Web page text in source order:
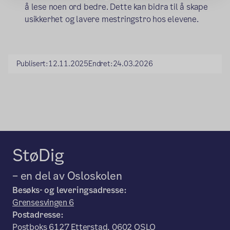
å lese noen ord bedre. Dette kan bidra til å skape
usikkerhet og lavere mestringstro hos elevene.
Publisert:12.11.2025Endret:24.03.2026
StøDig
– en del av Osloskolen
Besøks- og leveringsadresse:
Grensesvingen 6
Postadresse:
Postboks 6127 Etterstad, 0602 OSLO